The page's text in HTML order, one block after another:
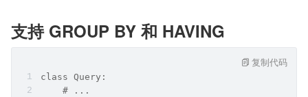
支持 GROUP BY 和 HAVING
class Query:
    # ...
复制代码